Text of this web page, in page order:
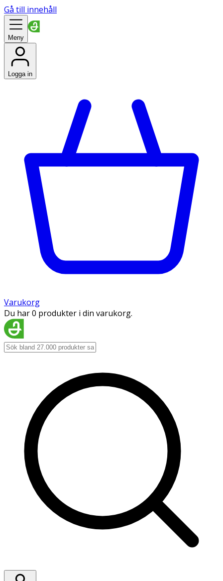
Gå till innehåll
Meny
Logga in
Varukorg
Du har 0 produkter i din varukorg.